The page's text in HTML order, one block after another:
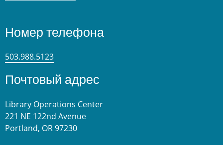
Номер телефона
503.988.5123
Почтовый адрес
Library Operations Center
221 NE 122nd Avenue
Portland, OR 97230